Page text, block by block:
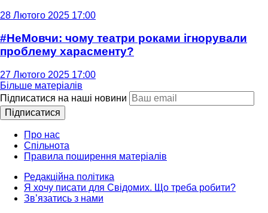
28 Лютого 2025 17:00
#НеМовчи: чому театри роками ігнорували
проблему харасменту?
27 Лютого 2025 17:00
Більше матеріалів
Підписатися на наші новини
Підписатися
Про нас
Спільнота
Правила поширення матеріалів
Редакційна політика
Я хочу писати для Свідомих. Що треба робити?
Зв’язатись з нами